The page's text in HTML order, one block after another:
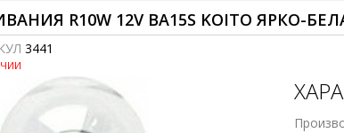
R10W 12V ВА15S KOITO ЯРКО-
3441